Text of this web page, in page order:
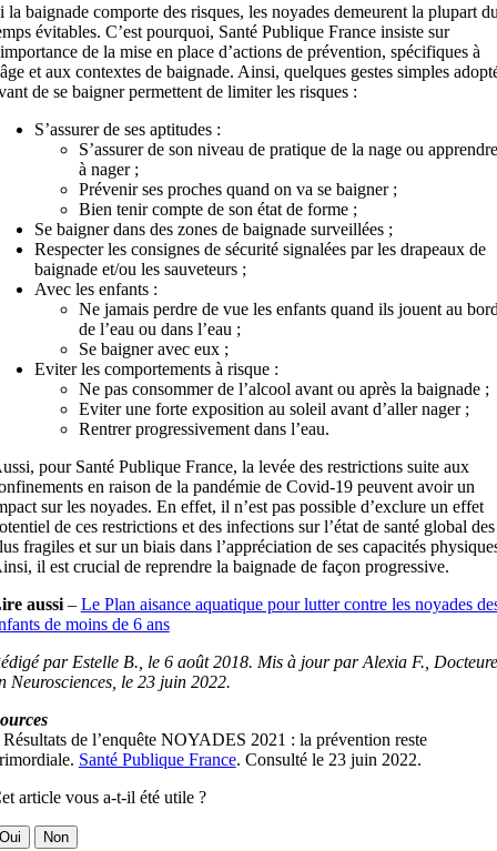
la baignade comporte des risques, les noyades demeurent la plupart
évitables. C’est pourquoi, Santé Publique France insiste sur
de la mise en place d’actions de prévention, spécifiques à
et aux contextes de baignade. Ainsi, quelques gestes simples
de se baigner permettent de limiter les risques :
S’assurer de ses aptitudes :
S’assurer de son niveau de pratique de la nage ou apprendre
à nager ;
Prévenir ses proches quand on va se baigner ;
Bien tenir compte de son état de forme ;
Se baigner dans des zones de baignade surveillées ;
Respecter les consignes de sécurité signalées par les drapeaux de
baignade et/ou les sauveteurs ;
Avec les enfants :
Ne jamais perdre de vue les enfants quand ils jouent au
de l’eau ou dans l’eau ;
Se baigner avec eux ;
Eviter les comportements à risque :
Ne pas consommer de l’alcool avant ou après la baignade ;
Eviter une forte exposition au soleil avant d’aller nager ;
Rentrer progressivement dans l’eau.
pour Santé Publique France, la levée des restrictions suite aux
en raison de la pandémie de Covid-19 peuvent avoir un
sur les noyades. En effet, il n’est pas possible d’exclure un effet
de ces restrictions et des infections sur l’état de santé global des
fragiles et sur un biais dans l’appréciation de ses capacités
il est crucial de reprendre la baignade de façon progressive.
aussi– Le Plan aisance aquatique pour lutter contre les noyades
de moins de 6 ans
par Estelle B., le 6 août 2018. Mis à jour par Alexia F., Docteure
Neurosciences, le 23 juin 2022.
de l’enquête NOYADES 2021 : la prévention reste
Santé Publique France. Consulté le 23 juin 2022.
article vous a-t-il été utile ?
Non